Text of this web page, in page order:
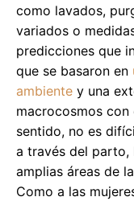
como lavados,
variados o
predicciones que
que se basaron en
ambiente y una
macrocosmos
sentido, no es
a través del parto,
amplias áreas de
Como a las